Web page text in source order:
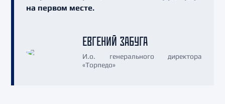
на первом месте.
ЕВГЕНИЙ ЗАБУГА
И.о. генерального директора
«Торпедо»